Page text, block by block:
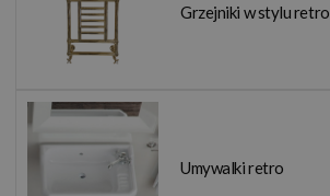
Grzejniki w stylu retro
Umywalki retro